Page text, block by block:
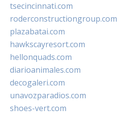
tsecincinnati.com
roderconstructiongroup.com
plazabatai.com
hawkscayresort.com
hellonquads.com
diarioanimales.com
decogaleri.com
unavozparadios.com
shoes-vert.com